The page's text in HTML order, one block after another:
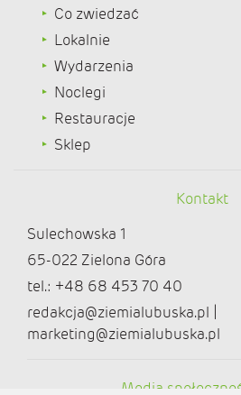
Co zwiedzać
Lokalnie
Wydarzenia
Noclegi
Restauracje
Sklep
Kontakt
Sulechowska 1
65-022 Zielona Góra
tel.: +48 68 453 70 40
redakcja@ziemialubuska.pl |
marketing@ziemialubuska.pl
Media